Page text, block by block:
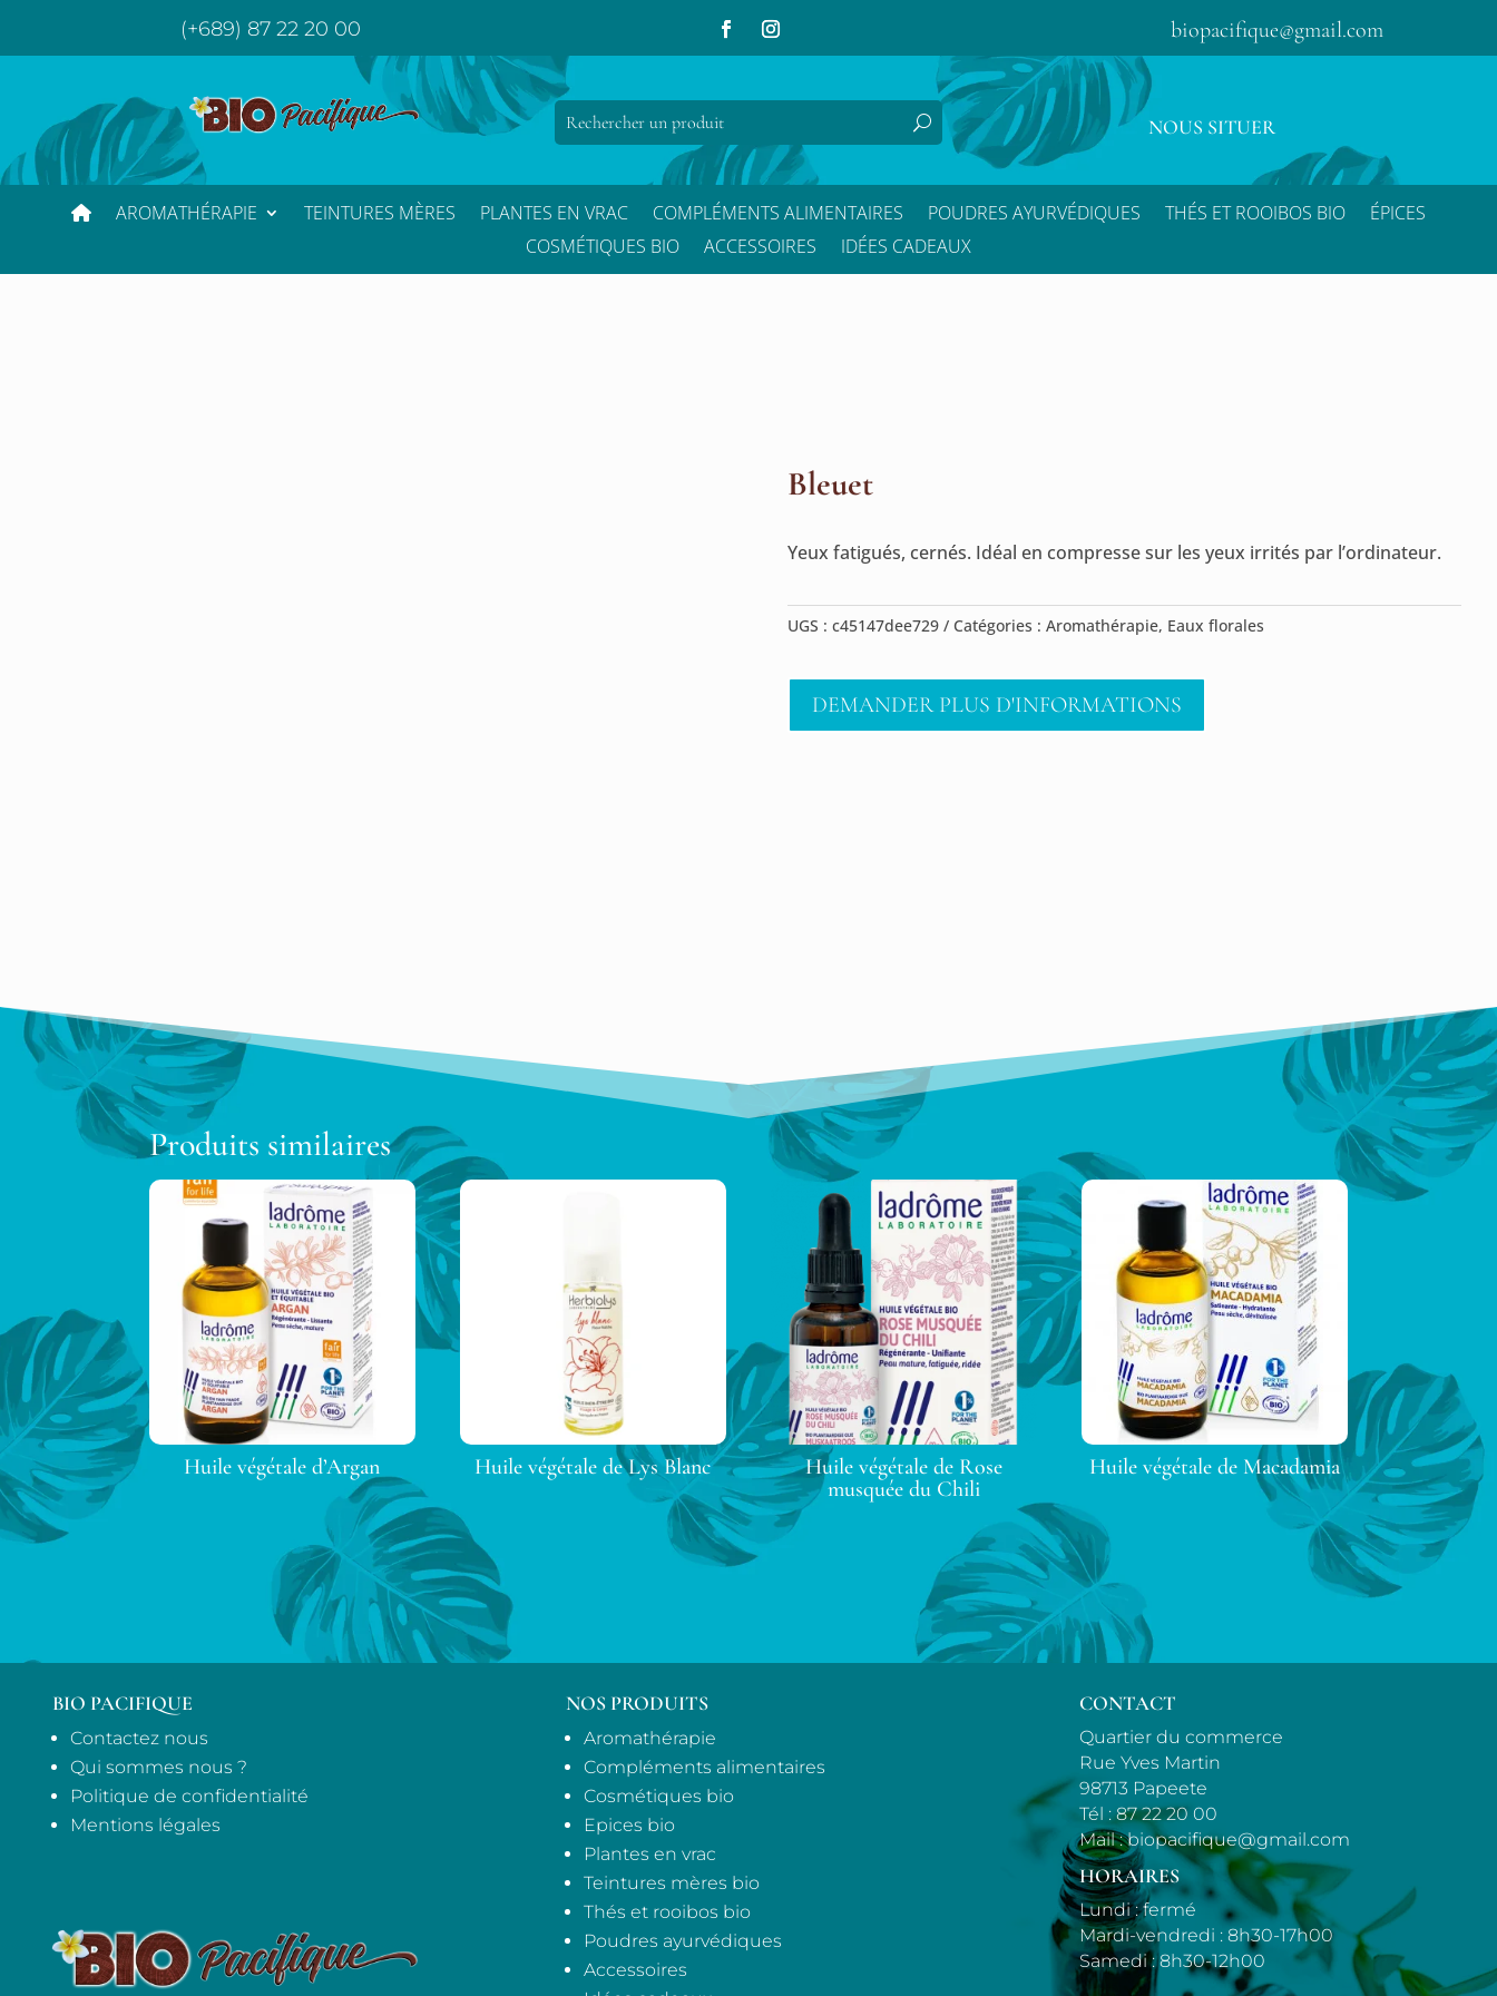
(+689) 87 22 20 00 biopacifique@gmail.com
NOUS SITUER
AROMATHÉRAPIE TEINTURES MÈRES PLANTES EN VRAC COMPLÉMENTS ALIMENTAIRES POUDRES AYURVÉDIQUES THÉS ET ROOIBOS BIO
ÉPICES
COSMÉTIQUES BIO
ACCESSOIRES IDÉES CADEAUX
Bleuet
Yeux fatigués, cernés. Idéal en compresse sur les yeux irrités par l’ordinateur.
UGS :c45147dee729 Catégories :Aromathérapie, Eaux florales
DEMANDER PLUS D'INFORMATIONS
Produits similaires
Huile végétale d’Argan Huile végétale de Lys Blanc
Huile végétale de Rose
musquée du Chili
Huile végétale de Macadamia
BIO PACIFIQUE
Contactez nous
Qui sommes nous ?
Politique de confidentialité
Mentions légales
NOS PRODUITS
Aromathérapie
Compléments alimentaires
Cosmétiques bio
Epices bio
Plantes en vrac
Teintures mères bio
Thés et rooibos bio
Poudres ayurvédiques
Accessoires
CONTACT
Quartier du commerce
Rue Yves Martin
98713 Papeete
Tél :87 22 20 00
Mail :biopacifique@gmail.com
HORAIRES
Lundi : fermé
Mardi-vendredi : 8h30-17h00
Samedi : 8h30-12h00